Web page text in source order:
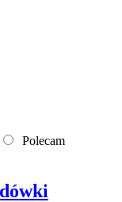
Polecam